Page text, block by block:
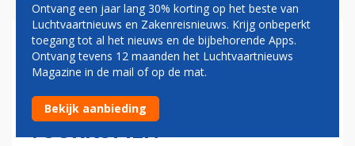
ACTIE NODIG OM BOTSINGEN
MILITAIRE VLIEGTUIGEN EN
CIVIELE LUCHTVAART TE
VOORKOMEN
Ontvang een jaar lang 30% korting op het beste van
Luchtvaartnieuws en Zakenreisnieuws. Krijg onbeperkt
toegang tot al het nieuws en de bijbehorende Apps.
Ontvang tevens 12 maanden het Luchtvaartnieuws
Magazine in de mail of op de mat.
Bekijk aanbieding